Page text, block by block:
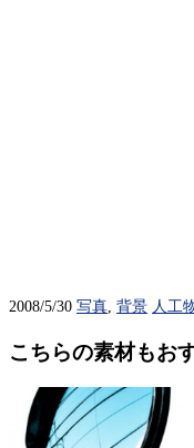
2008/5/30 写真 背景 人工
こちらの素材もお